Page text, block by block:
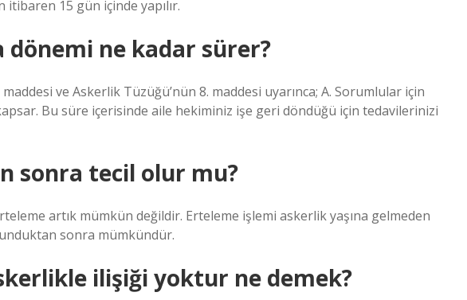
15 gün içinde yapılır.
ne kadar sürer?
maddesi ve Askerlik Tüzüğü’nün 8. maddesi uyarınca; A. Sorumlular için
Bu süre içerisinde aile hekiminiz işe geri döndüğü için tedavilerinizi
sonra tecil olur mu?
artık mümkün değildir. Erteleme işlemi askerlik yaşına gelmeden
sonra mümkündür.
ilişiği yoktur ne demek?